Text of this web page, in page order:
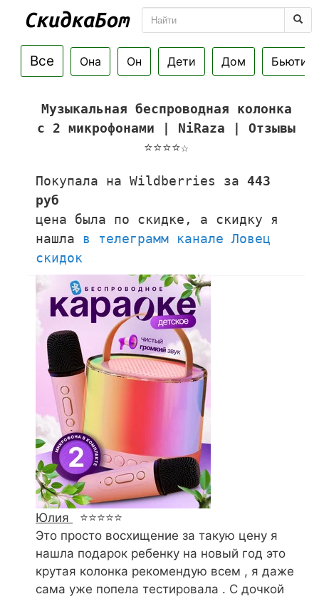
Все Она Он Дети Дом Бьюти
Музыкальная беспроводная колонка
с 2 микрофонами | NiRaza | Отзывы
⭐⭐⭐⭐☆
Покупала на Wildberries за 443
руб
цена была по скидке, а скидку я
нашла в телеграмм канале Ловец
скидок
Юлия
⭐⭐⭐⭐⭐
Это просто восхищение за такую цену я
нашла подарок ребенку на новый год это
крутая колонка рекомендую всем , я даже
сама уже попела тестировала . С дочкой